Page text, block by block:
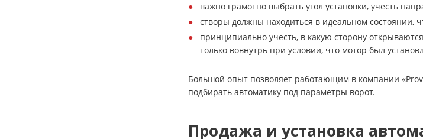
важно грамотно выбрать угол установки, учесть
створы должны находиться в идеальном состоянии,
принципиально учесть, в какую сторону
только вовнутрь при условии, что мотор был
Большой опыт позволяет работающим в компании
подбирать автоматику под параметры ворот.
Продажа и установка